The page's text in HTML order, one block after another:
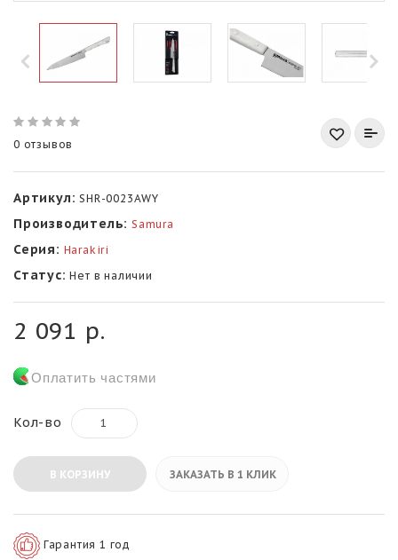
0 отзывов
Артикул: SHR-0023AWY
Производитель: Samura
Серия: Harakiri
Статус: Нет в наличии
2 091 р.
Оплатить частями
Кол-во
В КОРЗИНУ ЗАКАЗАТЬ В 1 КЛИК
Гарантия 1 год